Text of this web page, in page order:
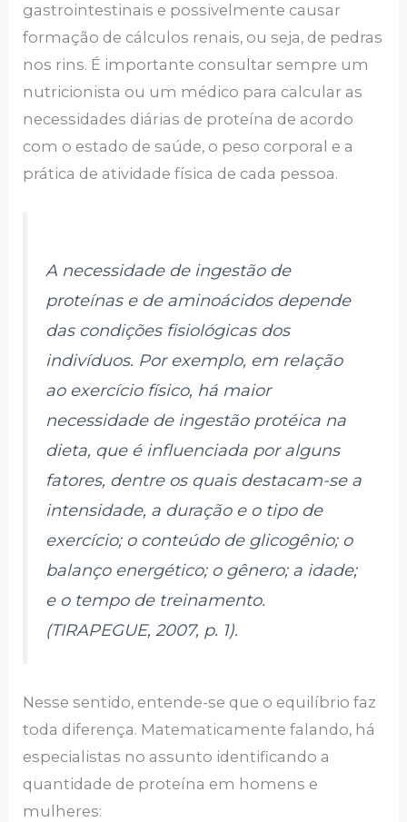
gastrointestinais e possivelmente causar
formação de cálculos renais, ou seja, de pedras
nos rins. É importante consultar sempre um
nutricionista ou um médico para calcular as
necessidades diárias de proteína de acordo
com o estado de saúde, o peso corporal e a
prática de atividade física de cada pessoa.
A necessidade de ingestão de
proteínas e de aminoácidos depende
das condições fisiológicas dos
indivíduos. Por exemplo, em relação
ao exercício físico, há maior
necessidade de ingestão protéica na
dieta, que é influenciada por alguns
fatores, dentre os quais destacam-se a
intensidade, a duração e o tipo de
exercício; o conteúdo de glicogênio; o
balanço energético; o gênero; a idade;
e o tempo de treinamento.
(TIRAPEGUE, 2007, p. 1).
Nesse sentido, entende-se que o equilíbrio faz
toda diferença. Matematicamente falando, há
especialistas no assunto identificando a
quantidade de proteína em homens e
mulheres: